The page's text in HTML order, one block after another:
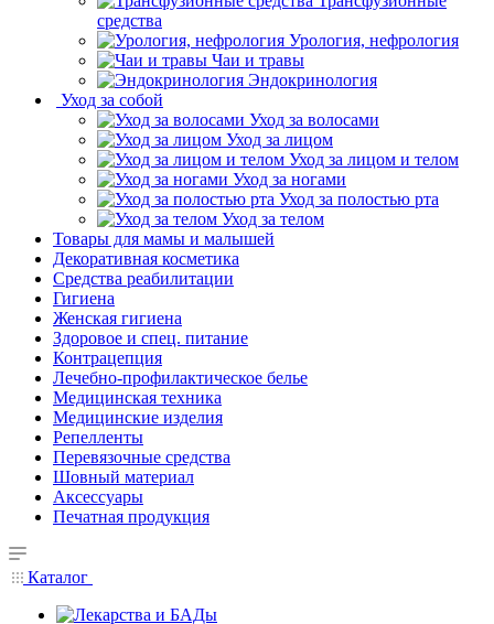
средства
Урология, нефрология
Чаи и травы
Эндокринология
Уход за собой
Уход за волосами
Уход за лицом
Уход за лицом и телом
Уход за ногами
Уход за полостью рта
Уход за телом
Товары для мамы и малышей
Декоративная косметика
Средства реабилитации
Гигиена
Женская гигиена
Здоровое и спец. питание
Контрацепция
Лечебно-профилактическое белье
Медицинская техника
Медицинские изделия
Репелленты
Перевязочные средства
Шовный материал
Аксессуары
Печатная продукция
Каталог